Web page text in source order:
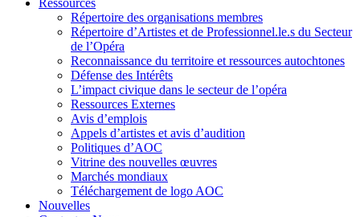
Ressources
Répertoire des organisations membres
Répertoire d’Artistes et de Professionnel.le.s du Secteur
de l’Opéra
Reconnaissance du territoire et ressources autochtones
Défense des Intérêts
L’impact civique dans le secteur de l’opéra
Ressources Externes
Avis d’emplois
Appels d’artistes et avis d’audition
Politiques d’AOC
Vitrine des nouvelles œuvres
Marchés mondiaux
Téléchargement de logo AOC
Nouvelles